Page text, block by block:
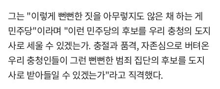
그는 "이렇게 뻔뻔한 짓을 아무렇지도 않은 채 하는 게
민주당"이라며 "이런 민주당의 후보를 우리 충청의 도지
사로 세울 수 있겠는가. 충절과 품격, 자존심으로 버텨온
우리 충청인들이 그런 뻔뻔한 범죄 집단의 후보를 도지
사로 받아들일 수 있겠는가"라고 직격했다.